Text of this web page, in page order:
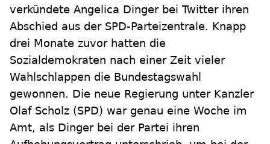
verkündete Angelica Dinger bei Twitter ihren
Abschied aus der SPD-Parteizentrale. Knapp
drei Monate zuvor hatten die
Sozialdemokraten nach einer Zeit vieler
Wahlschlappen die Bundestagswahl
gewonnen. Die neue Regierung unter Kanzler
Olaf Scholz (SPD) war genau eine Woche im
Amt, als Dinger bei der Partei ihren